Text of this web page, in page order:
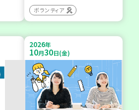
ボランティア
2026年
10月30日(金)